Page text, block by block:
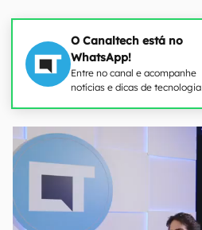
O Canaltech está no
WhatsApp!
Entre no canal e acompanhe
notícias e dicas de tecnologia